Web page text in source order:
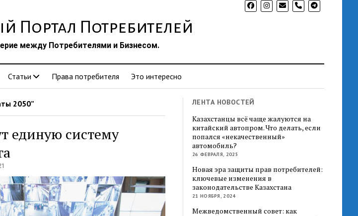
phone
Потребителей
между Потребителями и Бизнесом.
Статьи Права потребителя Это интересно
2050”
единую систему
ЛЕНТА НОВОСТЕЙ
Казахстанцы всё чаще жалуются на
китайский автопром. Что делать, если
попался «некачественный»
автомобиль?
26 ФЕВРАЛЯ, 2025
Новая эра защиты прав потребителей:
ключевые изменения в
законодательстве Казахстана
21 НОЯБРЯ, 2024
Межведомственный совет: как